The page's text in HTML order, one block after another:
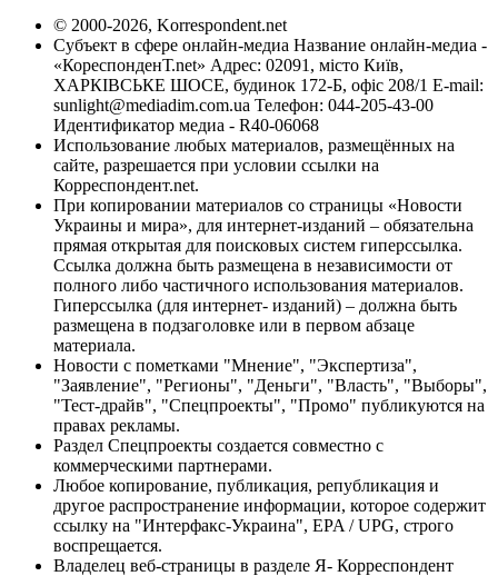
© 2000-2026, Korrespondent.net
Субъект в сфере онлайн-медиа Название онлайн-медиа -
«КореспонденТ.net» Адрес: 02091, місто Київ,
ХАРКІВСЬКЕ ШОСЕ, будинок 172-Б, офіс 208/1 E-mail:
sunlight@mediadim.com.ua Телефон: 044-205-43-00
Идентификатор медиа - R40-06068
Использование любых материалов, размещённых на
сайте, разрешается при условии ссылки на
Корреспондент.net.
При копировании материалов со страницы «Новости
Украины и мира», для интернет-изданий – обязательна
прямая открытая для поисковых систем гиперссылка.
Ссылка должна быть размещена в независимости от
полного либо частичного использования материалов.
Гиперссылка (для интернет- изданий) – должна быть
размещена в подзаголовке или в первом абзаце
материала.
Новости с пометками "Мнение", "Экспертиза",
"Заявление", "Регионы", "Деньги", "Власть", "Выборы",
"Тест-драйв", "Спецпроекты", "Промо" публикуются на
правах рекламы.
Раздел Спецпроекты создается совместно с
коммерческими партнерами.
Любое копирование, публикация, републикация и
другое распространение информации, которое содержит
ссылку на "Интерфакс-Украина", EPA / UPG, строго
воспрещается.
Владелец веб-страницы в разделе Я- Корреспондент